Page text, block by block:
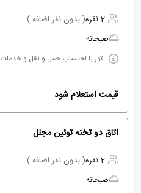
2 نفره
( بدون نفر اضافه )
صبحانه
تور با احتساب حمل و نقل و خدمات
قیمت استعلام شود
اتاق دو تخته توئین مجلل
2 نفره
( بدون نفر اضافه )
صبحانه